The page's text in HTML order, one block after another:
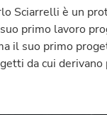
Sciarrelli è un
primo lavoro
il suo primo
da cui